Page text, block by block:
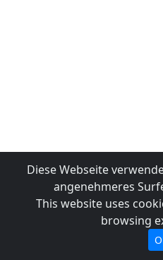
Diese Webseite
angenehmeres
This website uses
browsing